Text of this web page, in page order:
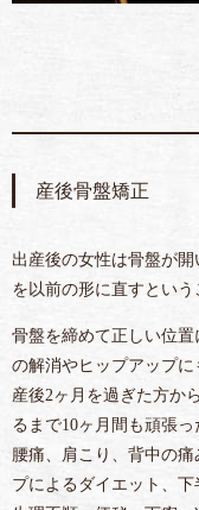
産後骨盤矯正
出産後の女性は骨盤が
を以前の形に直すという
骨盤を締めて正しい位
の解消やヒップアップに
産後2ヶ月を過ぎた方か
るまで10ヶ月間も頑張
腰痛、肩こり、背中の
プによるダイエット、